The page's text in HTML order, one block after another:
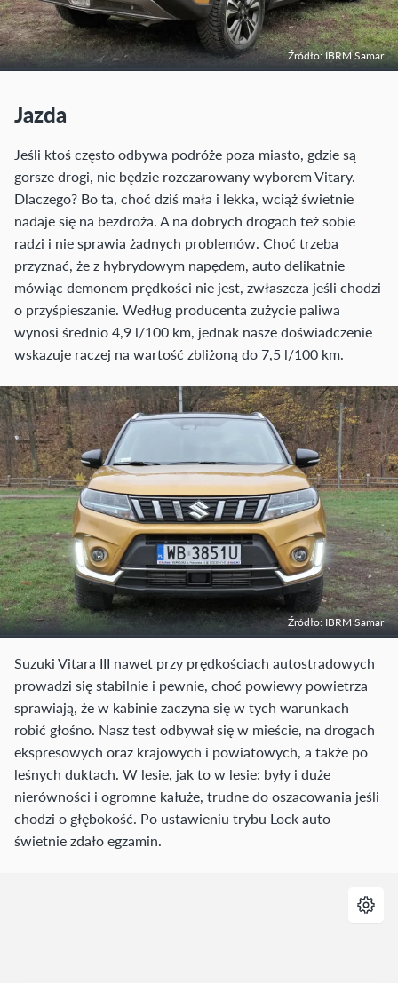
Źródło: IBRM Samar
Jazda
Jeśli ktoś często odbywa podróże poza miasto, gdzie są
gorsze drogi, nie będzie rozczarowany wyborem Vitary.
Dlaczego? Bo ta, choć dziś mała i lekka, wciąż świetnie
nadaje się na bezdroża. A na dobrych drogach też sobie
radzi i nie sprawia żadnych problemów. Choć trzeba
przyznać, że z hybrydowym napędem, auto delikatnie
mówiąc demonem prędkości nie jest, zwłaszcza jeśli chodzi
o przyśpieszanie. Według producenta zużycie paliwa
wynosi średnio 4,9 l/100 km, jednak nasze doświadczenie
wskazuje raczej na wartość zbliżoną do 7,5 l/100 km.
Źródło: IBRM Samar
Suzuki Vitara III nawet przy prędkościach autostradowych
prowadzi się stabilnie i pewnie, choć powiewy powietrza
sprawiają, że w kabinie zaczyna się w tych warunkach
robić głośno. Nasz test odbywał się w mieście, na drogach
ekspresowych oraz krajowych i powiatowych, a także po
leśnych duktach. W lesie, jak to w lesie: były i duże
nierówności i ogromne kałuże, trudne do oszacowania jeśli
chodzi o głębokość. Po ustawieniu trybu Lock auto
świetnie zdało egzamin.